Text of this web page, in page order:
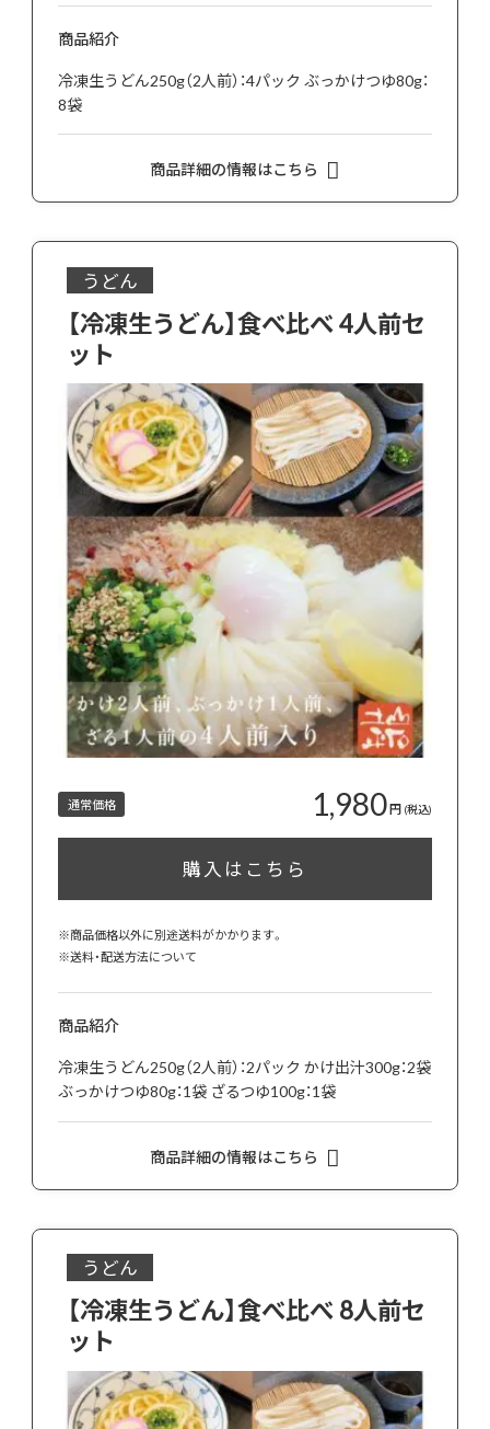
商品紹介
冷凍生うどん250g（2人前）：4パック ぶっかけつゆ80g：
8袋
商品詳細の情報はこちら
うどん
【冷凍生うどん】食べ比べ 4人前セ
ット
通常価格 1,980円 (税込)
購入はこちら
※商品価格以外に別途送料がかかります。
※送料・配送方法について
商品紹介
冷凍生うどん250g（2人前）：2パック かけ出汁300g：2袋
ぶっかけつゆ80g：1袋 ざるつゆ100g：1袋
商品詳細の情報はこちら
うどん
【冷凍生うどん】食べ比べ 8人前セ
ット